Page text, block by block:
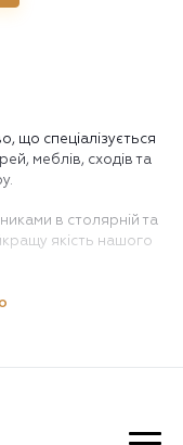
що спеціалізується
меблів, сходів та
в столярній та
якість нашого